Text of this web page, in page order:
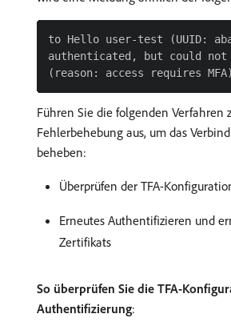
to Hello user-test (UUID:
authenticated, but could not
Führen Sie die folgenden Verfahren
Fehlerbehebung aus, um das
beheben:
Überprüfen der TFA-
Erneutes Authentifizieren und
Zertifikats
So überprüfen Sie die TFA-
Authentifizierung: